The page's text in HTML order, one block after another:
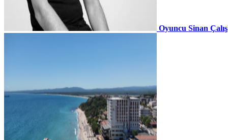
Oyuncu Sinan